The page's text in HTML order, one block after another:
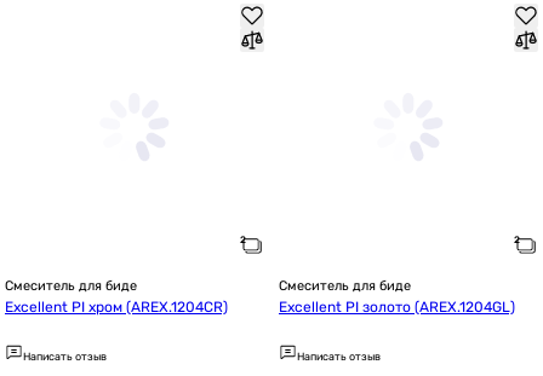
Смеситель для биде
Excellent PI хром (AREX.1204CR)
Написать отзыв
Смеситель для биде
Excellent PI золото (AREX.1204GL)
Написать отзыв